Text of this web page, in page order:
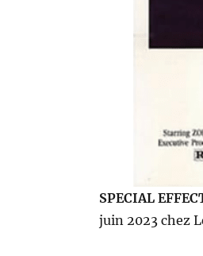
SPECIAL
juin 2023 chez